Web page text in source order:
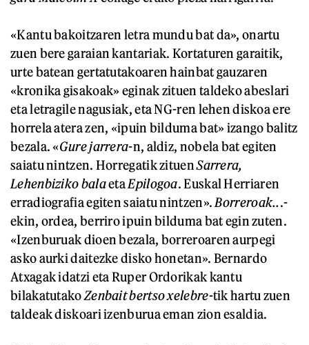
«Kantu bakoitzaren letra mundu bat da», onartu
zuen bere garaian kantariak. Kortaturen garaitik,
urte batean gertatutakoaren hainbat gauzaren
«kronika gisakoak» eginak zituen taldeko abeslari
eta letragile nagusiak, eta NG-ren lehen diskoa ere
horrela atera zen, «ipuin bilduma bat» izango balitz
bezala. «Gure jarrera-n, aldiz, nobela bat egiten
saiatu nintzen. Horregatik zituenSarrera,
Lehenbiziko balaetaEpilogoa. Euskal Herriaren
erradiografia egiten saiatu nintzen». Borreroak...-
ekin, ordea, berriro ipuin bilduma bat egin zuten.
«Izenburuak dioen bezala, borreroaren aurpegi
asko aurki daitezke disko honetan». Bernardo
Atxagak idatzi eta Ruper Ordorikak kantu
bilakatutakoZenbait bertso xelebre-tik hartu zuen
taldeak diskoari izenburua eman zion esaldia.